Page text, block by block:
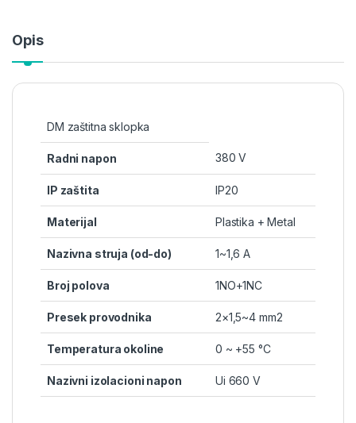
Opis
DM zaštitna sklopka
Radni napon 380 V
IP zaštita IP20
Materijal Plastika + Metal
Nazivna struja (od-do) 1~1,6 A
Broj polova 1NO+1NC
Presek provodnika 2×1,5~4 mm2
Temperatura okoline 0 ~ +55 °C
Nazivni izolacioni napon Ui 660 V